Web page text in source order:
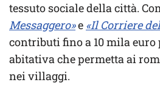
tessuto sociale della città.
Messaggero»e «Il Corriere
contributi fino a 10 mila euro
abitativa che permetta ai
nei villaggi.